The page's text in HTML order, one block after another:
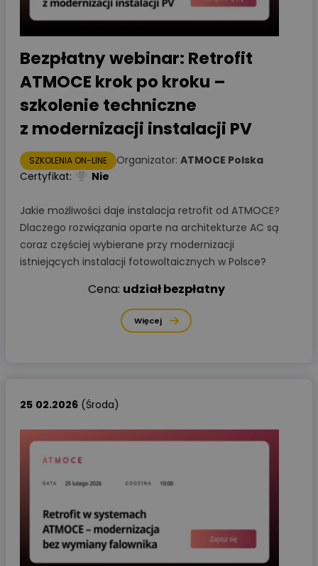
Bezpłatny webinar: Retrofit
ATMOCE krok po kroku –
szkolenie techniczne
z modernizacji instalacji PV
SZKOLENIA ON-LINE Organizator: ATMOCE Polska
Certyfikat:
Nie
Jakie możliwości daje instalacja retrofit od ATMOCE?
Dlaczego rozwiązania oparte na architekturze AC są
coraz częściej wybierane przy modernizacji
istniejących instalacji fotowoltaicznych w Polsce?
Cena: udział bezpłatny
Więcej
25 02.2026 (Środa)